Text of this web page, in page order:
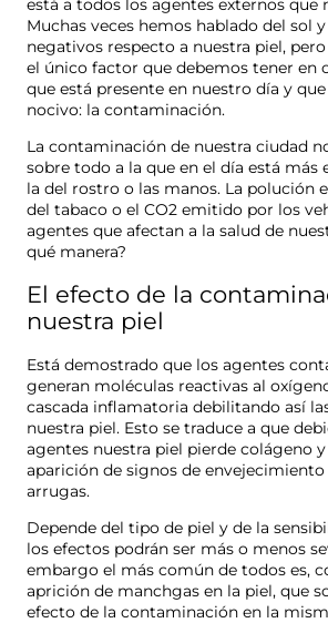
está a todos los agentes externos que
Muchas veces hemos hablado del sol
negativos respecto a nuestra piel,
el único factor que debemos tener en
que está presente en nuestro día y
nocivo: la contaminación.
La contaminación de nuestra ciudad
sobre todo a la que en el día está más
la del rostro o las manos. La polución
del tabaco o el CO2 emitido por los
agentes que afectan a la salud de
qué manera?
El efecto de la
nuestra piel
Está demostrado que los agentes
generan moléculas reactivas al
cascada inflamatoria debilitando así
nuestra piel. Esto se traduce a que
agentes nuestra piel pierde colágeno
aparición de signos de
arrugas.
Depende del tipo de piel y de la
los efectos podrán ser más o menos
embargo el más común de todos es,
aprición de manchgas en la piel, que
efecto de la contaminación en la